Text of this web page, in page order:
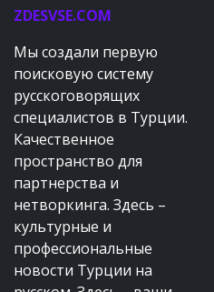
ZDESVSE.COM
Мы создали первую
поисковую систему
русскоговорящих
специалистов в Турции.
Качественное
пространство для
партнерства и
нетворкинга. Здесь –
культурные и
профессиональные
новости Турции на